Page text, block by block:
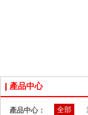
產品中心
產品中心： 全部